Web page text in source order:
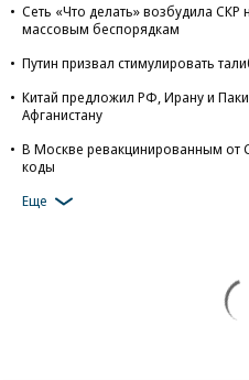
Сеть «Что делать» возбудила
массовым беспорядкам
Путин призвал стимулировать
Китай предложил РФ, Ирану и
Афганистану
В Москве ревакцинированным от
коды
Еще